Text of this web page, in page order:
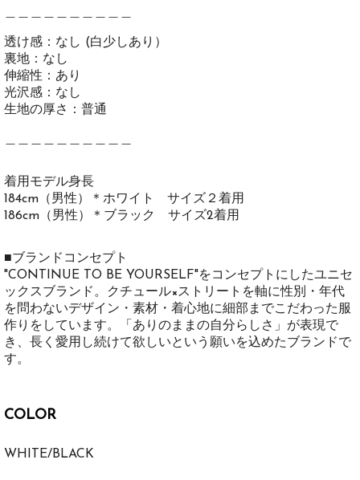
透け感：なし (白少しあり）
裏地：なし
伸縮性：あり
光沢感：なし
生地の厚さ：普通
着用モデル身長
184cm（男性）＊ホワイト サイズ２着用
186cm（男性）＊ブラック サイズ2着用
■ブランドコンセプト
"CONTINUE TO BE YOURSELF"をコンセプトにしたユニセ
ックスブランド。クチュール×ストリートを軸に性別・年代
を問わないデザイン・素材・着心地に細部までこだわった服
作りをしています。「ありのままの自分らしさ」が表現で
き、長く愛用し続けて欲しいという願いを込めたブランドで
す。
COLOR
WHITE/BLACK